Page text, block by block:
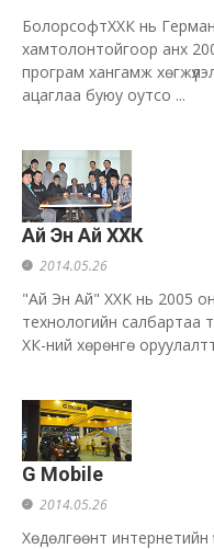
БолорсофтХХК нь Герман
хамтолонтойгоор анх
програм хангамж
ацаглаа буюу оутсо ...
Ай Эн Ай ХХК
2014.05.26
"Ай Эн Ай" XXK нь 2005
технологийн салбартаа
ХК-ний хөрөнгө
G Mobile
2014.05.26
Хөдөлгөөнт интернетийн